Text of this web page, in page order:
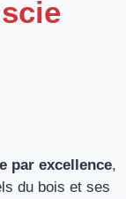
par excellence,
du bois et ses